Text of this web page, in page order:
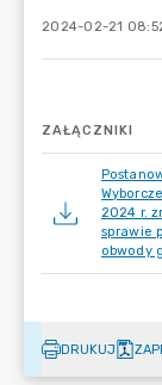
2024-02-21
ZAŁĄCZNIKI
2024 r.
sprawie
obwody
DRUKUJ